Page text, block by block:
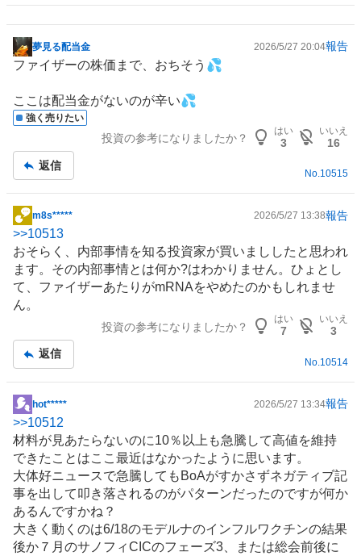
掲
示
記
事
夢見る配当金 2026/5/27 20:04報告
ファイザーの株価まで、おちそう💦
ここは配当金がないのが辛い💦
強く売りたい
投資の参考になりましたか？
はい
3
いいえ
16
返信
No.10515
掲
示
板
記
事
m8s***** 2026/5/27 13:38報告
>>10513
おそらく、内部事情を知る投資家が買いまししたと思われ
ます。その内部事情とは何か?はわかりません。ひょとし
て、ファイザーあたりがmRNAをやめたのかもしれませ
ん。
投資の参考になりましたか？
はい
7
いいえ
3
返信
No. 10514
掲
示
板
記
事
hot***** 2026/5/27 13:34報告
>>10512
材料が見あたらないのに10％以上も急騰して高値を維持
できたことはここ最近はなかったように思います。
大体好ニュースで急騰してもBoAがすかさずネガティブ記
事を出して叩き落されるのがパターンだったのですが何か
あるんですかね？
大きく動くのは6/18のモデルナのインフルワクチンの結果
後か７月のサノフィCICのフェーズ3、または総会前後に